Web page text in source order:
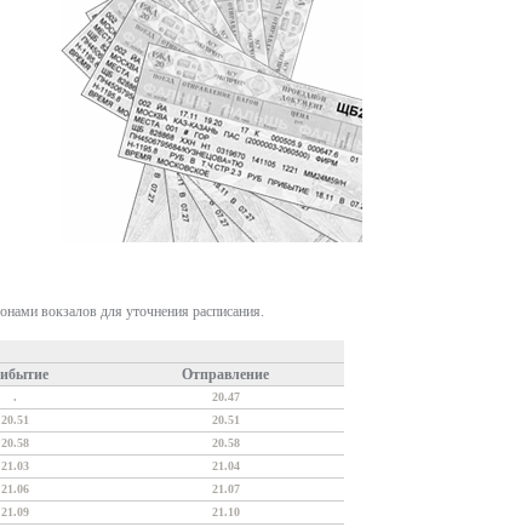
вокзалов для уточнения расписания.
Отправление
.
20.47
20.51
20.51
20.58
20.58
21.03
21.04
21.06
21.07
21.09
21.10